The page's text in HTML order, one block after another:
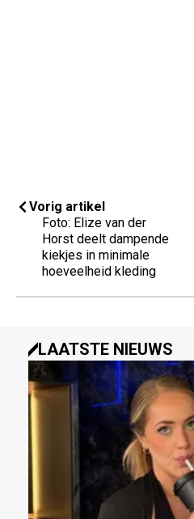
Vorig artikel
Foto: Elize van der
Horst deelt dampende
kiekjes in minimale
hoeveelheid kleding
LAATSTE NIEUWS